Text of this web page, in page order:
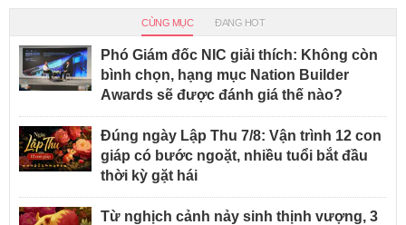
CÙNG MỤC ĐANG HOT
Phó Giám đốc NIC giải thích: Không còn
bình chọn, hạng mục Nation Builder
Awards sẽ được đánh giá thế nào?
Đúng ngày Lập Thu 7/8: Vận trình 12 con
giáp có bước ngoặt, nhiều tuổi bắt đầu
thời kỳ gặt hái
Từ nghịch cảnh nảy sinh thịnh vượng, 3